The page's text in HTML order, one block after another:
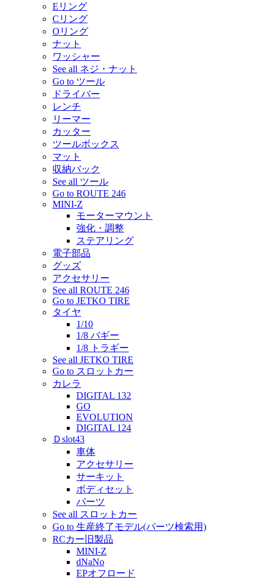
Eリング
Cリング
Oリング
ナット
ワッシャー
See all ネジ・ナット
Go to ツール
ドライバー
レンチ
リーマー
カッター
ツールボックス
マット
収納バック
See all ツール
Go to ROUTE 246
MINI-Z
モーターマウント
強化・調整
ステアリング
電子部品
グッズ
アクセサリー
See all ROUTE 246
Go to JETKO TIRE
タイヤ
1/10
1/8 バギー
1/8 トラギー
See all JETKO TIRE
Go to スロットカー
カレラ
DIGITAL 132
GO
EVOLUTION
DIGITAL 124
Ｄslot43
車体
アクセサリー
サーキット
ボディセット
パーツ
See all スロットカー
Go to 生産終了モデル(パーツ検索用)
RCカー旧製品
MINI-Z
dNaNo
EPオフロード